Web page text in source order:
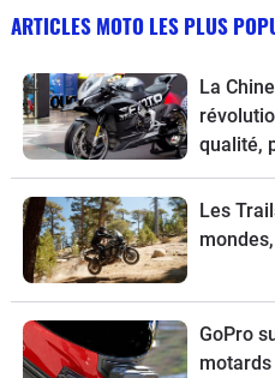
ARTICLES MOTO LES PLUS
La
qualité,
Les
GoPro